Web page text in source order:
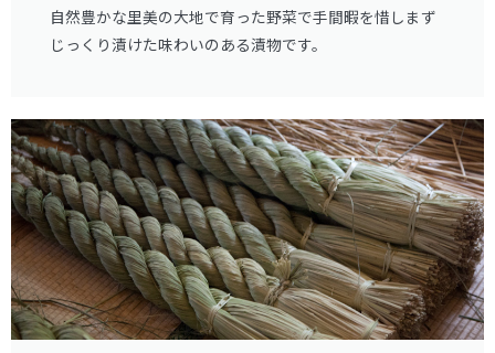
自然豊かな里美の大地で育った野菜で手間暇を惜しまず
じっくり漬けた味わいのある漬物です。